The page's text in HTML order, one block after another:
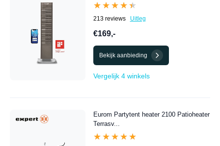
★★★★★
★★★★★
213 reviews Uitleg
€169,-
Bekijk aanbieding
Vergelijk 4 winkels
Eurom Partytent heater 2100 Patioheater
Terrasv...
★★★★★
★★★★★